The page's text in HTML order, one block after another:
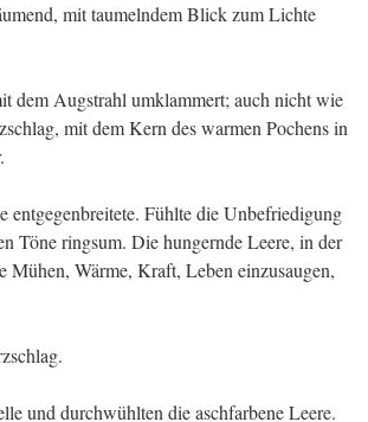
mit taumelndem Blick zum Lichte
dem Augstrahl umklammert; auch nicht wie
mit dem Kern des warmen Pochens in
Fühlte die Unbefriedigung
Töne ringsum. Die hungernde Leere, in der
Mühen, Wärme, Kraft, Leben einzusaugen,
und durchwühlten die aschfarbene Leere.